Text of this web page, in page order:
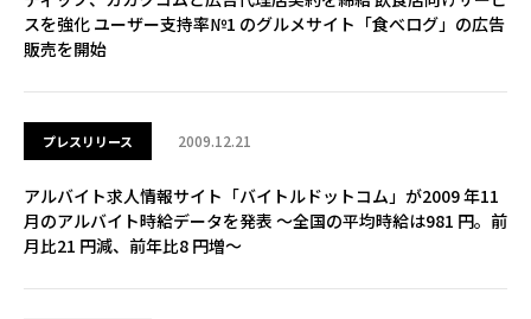
スを強化 ユーザー支持率№1 のグルメサイト「食べログ」の広告
販売を開始
プレスリリース 2009.12.21
アルバイト求人情報サイト「バイトルドットコム」が2009 年11
月のアルバイト時給データを発表 ～全国の平均時給は981 円。前
月比21 円減、前年比8 円増～